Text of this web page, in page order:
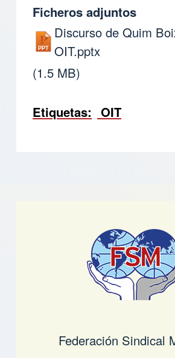
Ficheros adjuntos
Discurso de Quim
OIT.pptx
(1.5 MB)
Etiquetas OIT
Federación Sindical